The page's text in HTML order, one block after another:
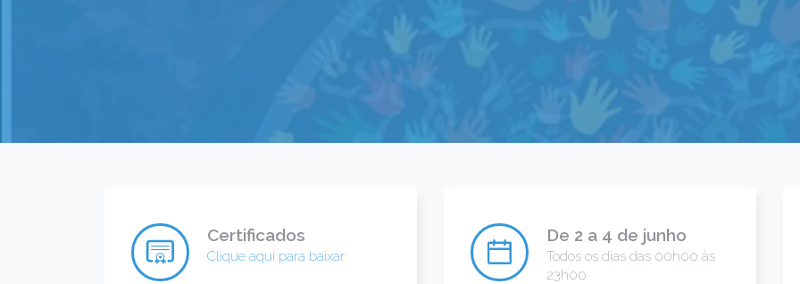
Certificados
Clique aqui para baixar
De 2 a 4 de junho
Todos os dias das 00h00 às
23h00